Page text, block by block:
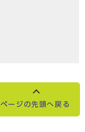
ページの先頭へ戻る